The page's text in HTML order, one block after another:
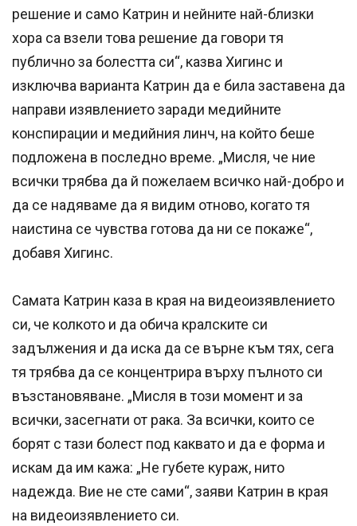
решение и само Катрин и нейните най-близки
хора са взели това решение да говори тя
публично за болестта си“, казва Хигинс и
изключва варианта Катрин да е била заставена да
направи изявлението заради медийните
конспирации и медийния линч, на който беше
подложена в последно време. „Мисля, че ние
всички трябва да й пожелаем всичко най-добро и
да се надяваме да я видим отново, когато тя
наистина се чувства готова да ни се покаже“,
добавя Хигинс.
Самата Катрин каза в края на видеоизявлението
си, че колкото и да обича кралските си
задължения и да иска да се върне към тях, сега
тя трябва да се концентрира върху пълното си
възстановяване. „Мисля в този момент и за
всички, засегнати от рака. За всички, които се
борят с тази болест под каквато и да е форма и
искам да им кажа: „Не губете кураж, нито
надежда. Вие не сте сами“, заяви Катрин в края
на видеоизявлението си.